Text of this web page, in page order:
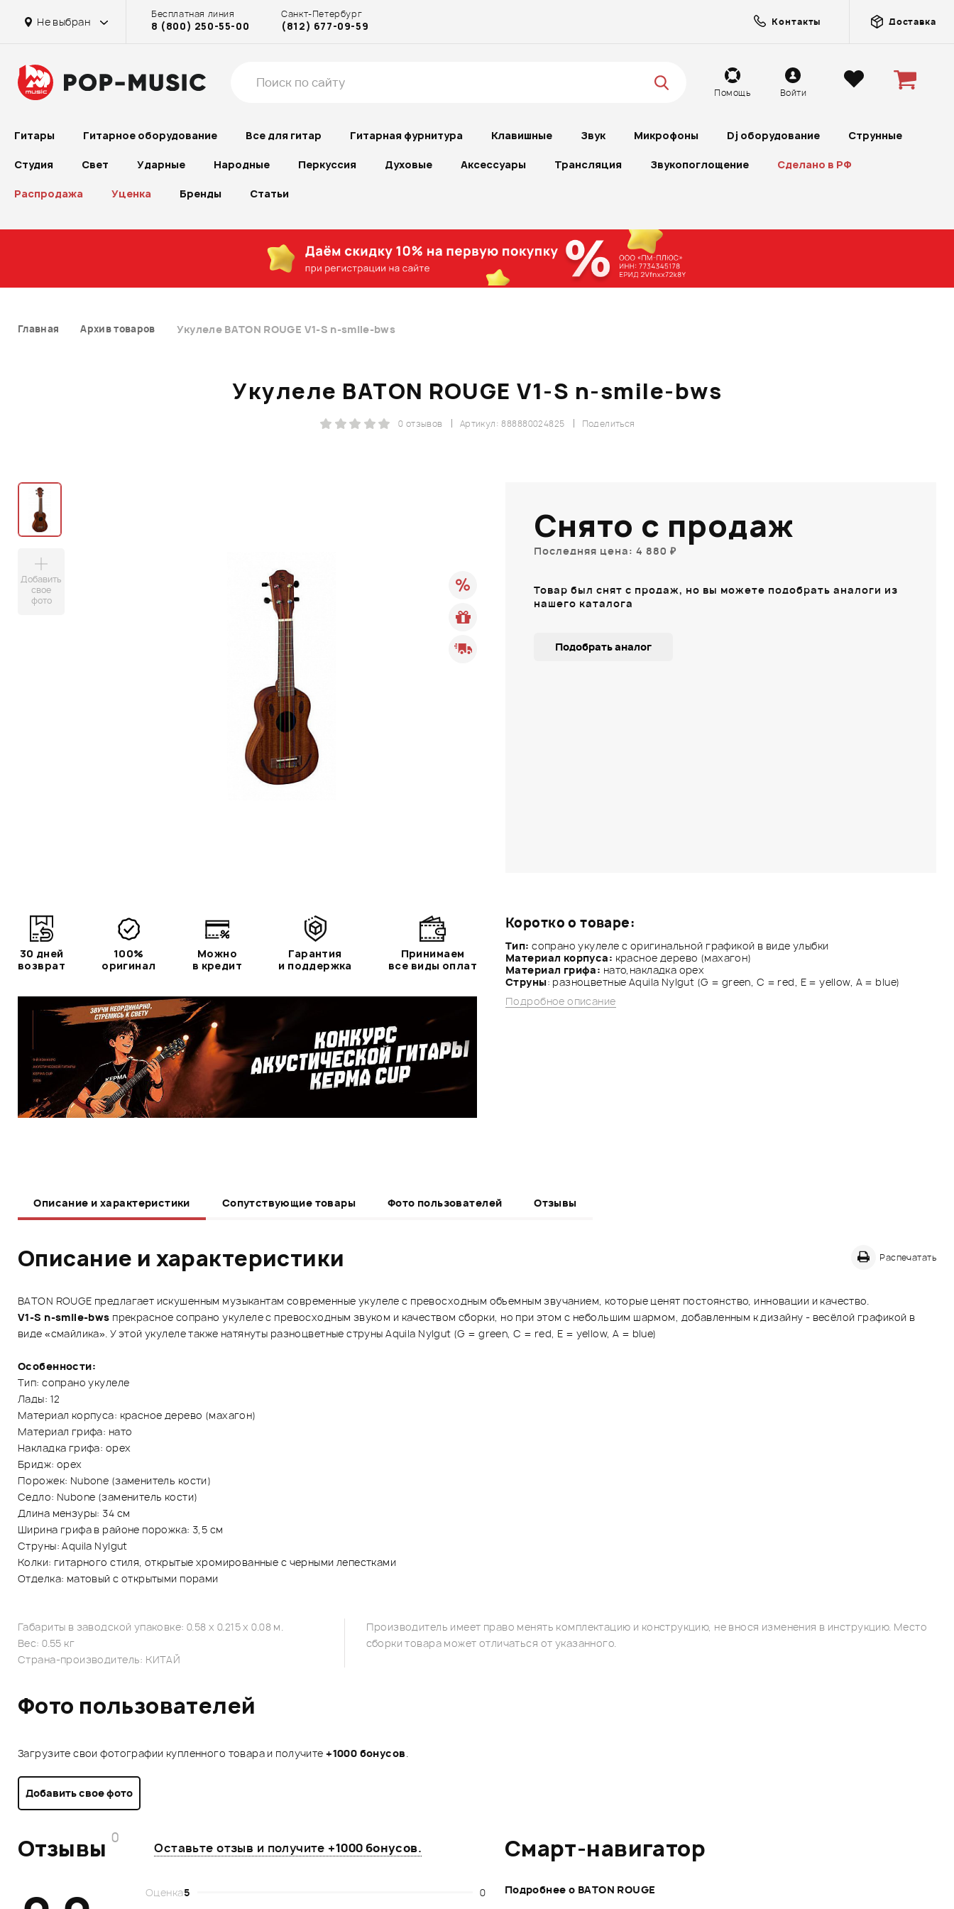
Не выбран
Бесплатная линия
8 (800) 250-55-00
Санкт-Петербург
(812) 677-09-59 Контакты Доставка
Помощь Войти
Гитары Гитарное оборудование Все для гитар Гитарная фурнитура Клавишные Звук Микрофоны Dj оборудование Струнные
Студия Свет Ударные Народные Перкуссия Духовые Аксессуары Трансляция Звукопоглощение Сделано в РФ
Распродажа Уценка Бренды Статьи
Главная Архив товаров Укулеле BATON ROUGE V1-S n-smile-bws
Укулеле BATON ROUGE V1-S n-smile-bws
Поделиться
Артикул: 888880024825
0 отзывов
Добавить
свое
фото
Коротко о товаре:
Тип:сопрано укулеле c оригинальной графикой в виде улыбки
Материал корпуса: красное дерево (махагон)
Материал грифа: нато,накладка орех
Струны: разноцветные Aquila Nylgut (G = green, C = red, E = yellow, A = blue)
Подробное описание
Снято с продаж
Последняя цена: 4 880 ₽
Товар был снят с продаж, но вы можете подобрать аналоги из
нашего каталога
Подобрать аналог
30 дней
возврат
100%
оригинал
Можно
в кредит
Гарантия
и поддержка
Принимаем
все виды оплат
Описание и характеристики Сопутствующие товары Фото пользователей Отзывы
Описание и характеристики Распечатать
BATON ROUGE предлагает искушенным музыкантам современные укулеле с превосходным объемным звучанием, которые ценят постоянство, инновации и качество.
V1-S n-smile-bws прекрасное сопрано укулеле с превосходным звуком и качеством сборки, но при этом с небольшим шармом, добавленным к дизайну - весёлой графикой в
виде «смайлика». У этой укулеле также натянуты разноцветные струны Aquila Nylgut (G = green, C = red, E = yellow, A = blue)
Особенности:
Тип: сопрано укулеле
Лады: 12
Материал корпуса: красное дерево (махагон)
Материал грифа: нато
Накладка грифа: орех
Бридж: орех
Порожек: Nubone (заменитель кости)
Седло: Nubone (заменитель кости)
Длина мензуры: 34 см
Ширина грифа в районе порожка: 3,5 см
Струны: Aquila Nylgut
Колки: гитарного стиля, открытые хромированные с черными лепестками
Отделка: матовый с открытыми порами
Габариты в заводской упаковке: 0.58 x 0.215 x 0.08 м.
Вес: 0.55 кг
Страна-производитель: КИТАЙ
Производитель имеет право менять комплектацию и конструкцию, не внося изменения в инструкцию. Место
сборки товара может отличаться от указанного.
Фото пользователей
Загрузите свои фотографии купленного товара и получите+1000 бонусов.
Добавить свое фото
Отзывы 0
Оставьте отзыв и получите +1000 бонусов.
Оценка5
0
Смарт-навигатор
Подробнее о BATON ROUGE